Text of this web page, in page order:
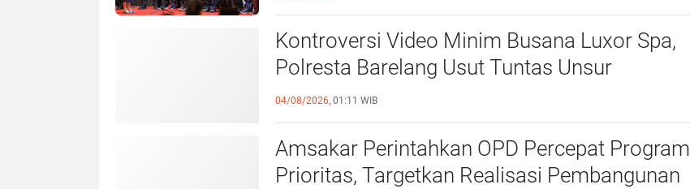
Kontroversi Video Minim Busana Luxor Spa,
Polresta Barelang Usut Tuntas Unsur
Pelanggaran Hukum
04/08/2026, 01:11 WIB
Amsakar Perintahkan OPD Percepat Program
Prioritas, Targetkan Realisasi Pembangunan